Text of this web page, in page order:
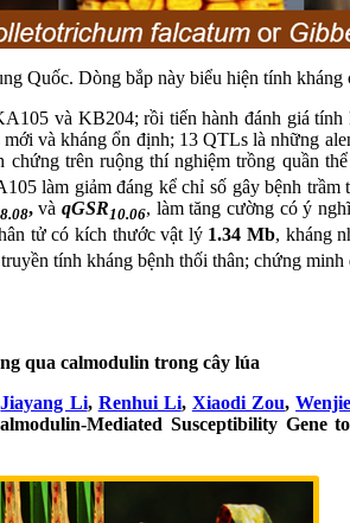
Quốc. Dòng bắp này biểu hiện tính kháng
và KB204; rồi tiến hành đánh giá
và kháng ổn định; 13 QTLs là những
chứng trên ruộng thí nghiệm trồng quần
làm giảm đáng kể chỉ số gây bệnh trầm
8.08,và qGSR10.06, làm tăng cường có ý
tử có kích thước vật lý1.34 Mb, kháng
tính kháng bệnh thối thân; chứng
qua calmodulin trong cây lúa
Jiayang Li, Renhui Li, Xiaodi Zou,
Mediated Susceptibility Gene to